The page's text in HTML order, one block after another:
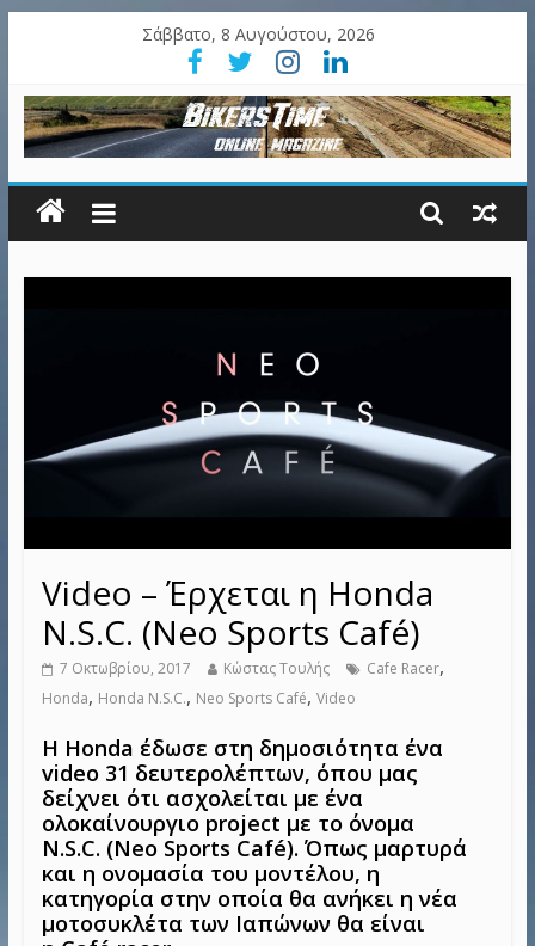
Σάββατο, 8 Αυγούστου, 2026
Video – Έρχεται η Honda
N.S.C. (Neo Sports Café)
7 Οκτωβρίου, 2017 Κώστας Τουλής Cafe Racer,
Honda, Honda N.S.C., Neo Sports Café, Video
Η Honda έδωσε στη δημοσιότητα ένα
video 31 δευτερολέπτων, όπου μας
δείχνει ότι ασχολείται με ένα
ολοκαίνουργιο project με το όνομα
N.S.C. (Neo Sports Café). Όπως μαρτυρά
και η ονομασία του μοντέλου, η
κατηγορία στην οποία θα ανήκει η νέα
μοτοσυκλέτα των Ιαπώνων θα είναι